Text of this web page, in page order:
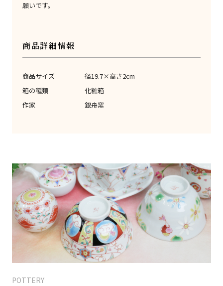
願いです。
商品詳細情報
商品サイズ
径19.7×高さ2cm
箱の種類
化粧箱
作家
銀舟窯
POTTERY